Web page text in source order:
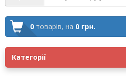
0 товарів, на 0 грн.
Категорії